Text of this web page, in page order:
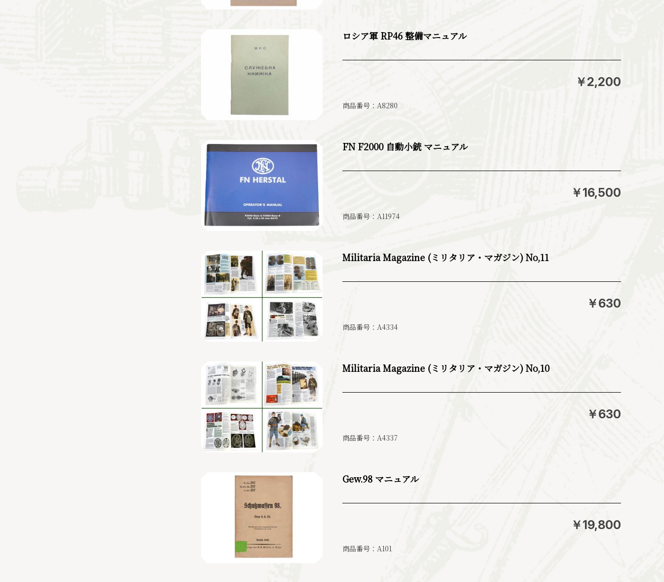
￥2,200
ロシア軍 RP46 整備マニュアル
商品番号：A8280
￥16,500
FN F2000 自動小銃 マニュアル
商品番号：A11974
￥630
Militaria Magazine (ミリタリア・マガジン) No,11
商品番号：A4334
￥630
Militaria Magazine (ミリタリア・マガジン) No,10
商品番号：A4337
￥19,800
Gew.98 マニュアル
商品番号：A101